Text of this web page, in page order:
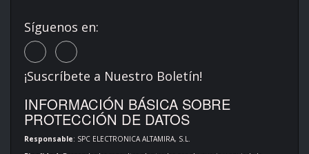
Síguenos en:
¡Suscríbete a Nuestro Boletín!
INFORMACIÓN BÁSICA SOBRE
PROTECCIÓN DE DATOS
Responsable: SPC ELECTRONICA ALTAMIRA, S.L.